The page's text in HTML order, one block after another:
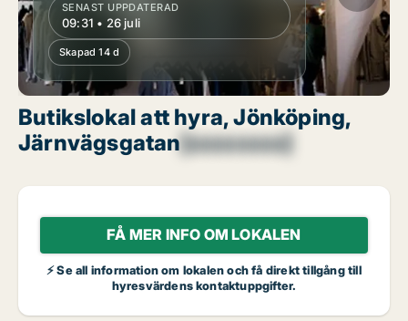
SENAST UPPDATERAD
09:31 • 26 juli
Skapad 14 d
Butikslokal att hyra, Jönköping,
Järnvägsgatan[xxxxxxxx]
FÅ MER INFO OM LOKALEN
⚡ Se all information om lokalen och få direkt tillgång till
hyresvärdens kontaktuppgifter.